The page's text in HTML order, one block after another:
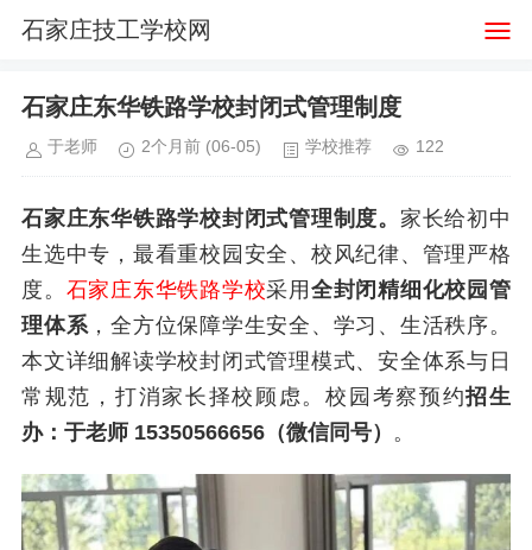
石家庄技工学校网
石家庄东华铁路学校封闭式管理制度
于老师 2个月前 (06-05) 学校推荐 122
石家庄东华铁路学校封闭式管理制度。 家长给初中
生选中专，最看重校园安全、校风纪律、管理严格
度。 石家庄东华铁路学校采用 全封闭精细化校园管
理体系，全方位保障学生安全、学习、生活秩序。
本文详细解读学校封闭式管理模式、安全体系与日
常规范，打消家长择校顾虑。校园考察预约招生
办：于老师 15350566656（微信同号） 。